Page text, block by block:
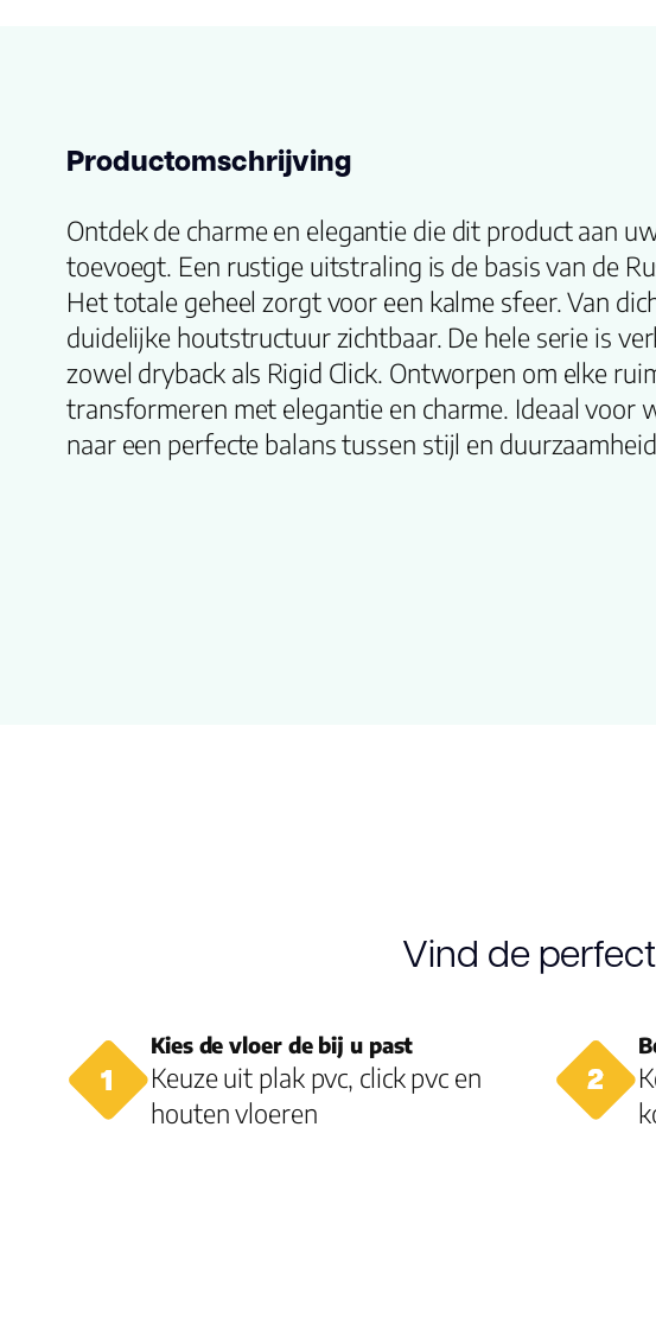
Productomschrijving
Ontdek de charme en elegantie die dit product aan
toevoegt. Een rustige uitstraling is de basis van de
Het totale geheel zorgt voor een kalme sfeer. Van
duidelijke houtstructuur zichtbaar. De hele serie is
zowel dryback als Rigid Click. Ontworpen om elke
transformeren met elegantie en charme. Ideaal voor
naar een perfecte balans tussen stijl en
Vind de
Kies de vloer de bij u past
Keuze uit plak pvc, click pvc en
houten vloeren